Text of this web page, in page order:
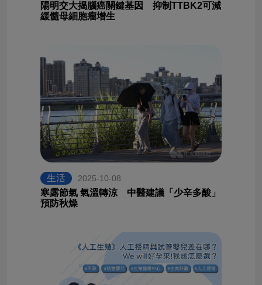
陽明交大揭腦癌關鍵基因 抑制TTBK2可減
緩髓母細胞瘤增生
生活 2025-10-08
寒露節氣 氣溫轉涼 中醫建議「少辛多酸」
預防秋燥